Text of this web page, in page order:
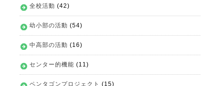
全校活動 (42)
幼小部の活動 (54)
中高部の活動 (16)
センター的機能 (11)
ペンタゴンプロジェクト (15)